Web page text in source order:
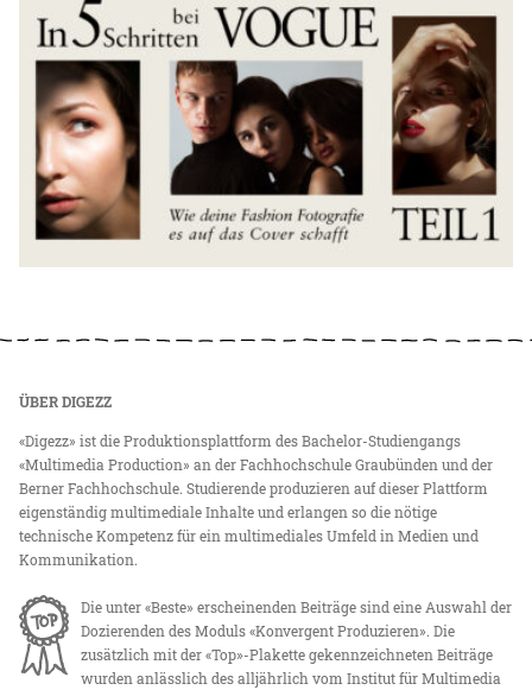
ÜBER DIGEZZ
«Digezz» ist die Produktionsplattform des Bachelor-Studiengangs
«Multimedia Production» an der Fachhochschule Graubünden und der
Berner Fachhochschule. Studierende produzieren auf dieser Plattform
eigenständig multimediale Inhalte und erlangen so die nötige
technische Kompetenz für ein multimediales Umfeld in Medien und
Kommunikation.
Die unter «Beste» erscheinenden Beiträge sind eine Auswahl der
Dozierenden des Moduls «Konvergent Produzieren». Die
zusätzlich mit der «Top»-Plakette gekennzeichneten Beiträge
wurden anlässlich des alljährlich vom Institut für Multimedia